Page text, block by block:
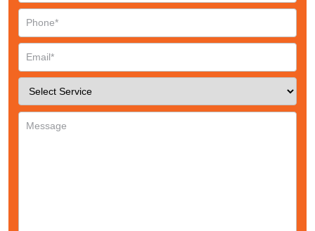
Name
Email
Phone*